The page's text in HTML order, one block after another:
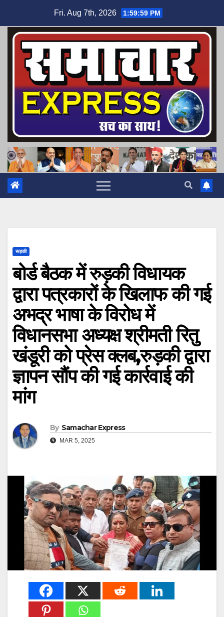
content
Fri. Aug 7th, 2026 2:00:00 PM
रूड़की
बोर्ड बैठक में रुड़की विधायक
द्वारा पत्रकारों के खिलाफ की गई
अभद्र भाषा के विरोध में
विधानसभा अध्यक्ष श्रीमती रितु
खंडूरी को प्रेस क्लब,रुड़की द्वारा
ज्ञापन सौंप की गई कार्रवाई की
मांग
By Samachar Express
MAR 5, 2025